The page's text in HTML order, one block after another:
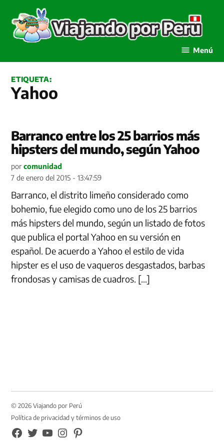
contenido
Menú
ETIQUETA:
Yahoo
Barranco entre los 25 barrios más
hipsters del mundo, según Yahoo
por comunidad
7 de enero del 2015 - 13:47:59
Barranco, el distrito limeño considerado como
bohemio, fue elegido como uno de los 25 barrios
más hipsters del mundo, según un listado de fotos
que publica el portal Yahoo en su versión en
español. De acuerdo a Yahoo el estilo de vida
hipster es el uso de vaqueros desgastados, barbas
frondosas y camisas de cuadros. […]
© 2026 Viajando por Perú
Política de privacidad y términos de uso
FB
TW YouTubeInstagramPinterest